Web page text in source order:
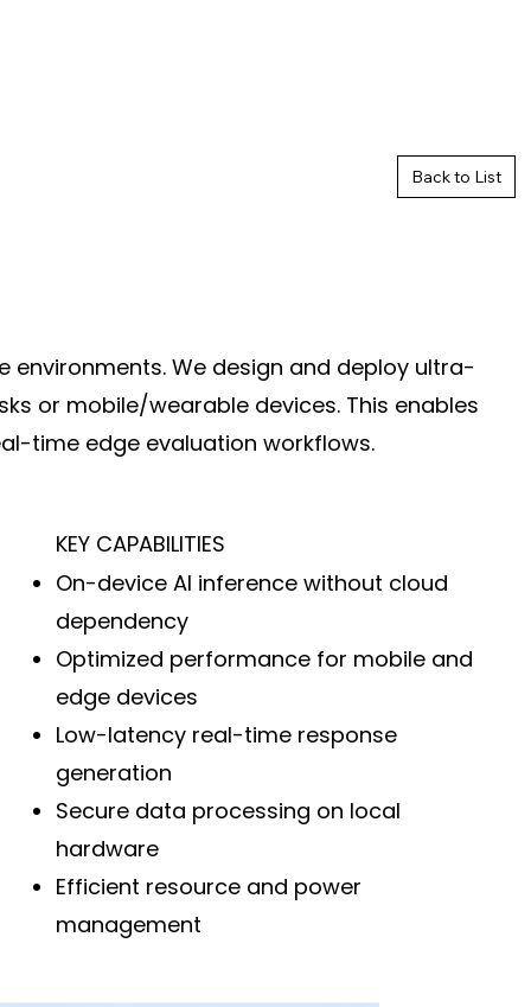
Back to List
environments. We design and deploy ultra-
or mobile/wearable devices. This enables
time edge evaluation workflows.
KEY CAPABILITIES
On-device AI inference without cloud
dependency
Optimized performance for mobile and
edge devices
Low-latency real-time response
generation
Secure data processing on local
hardware
Efficient resource and power
management